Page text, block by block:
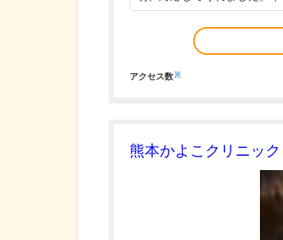
アクセス数※
熊本かよこクリニック